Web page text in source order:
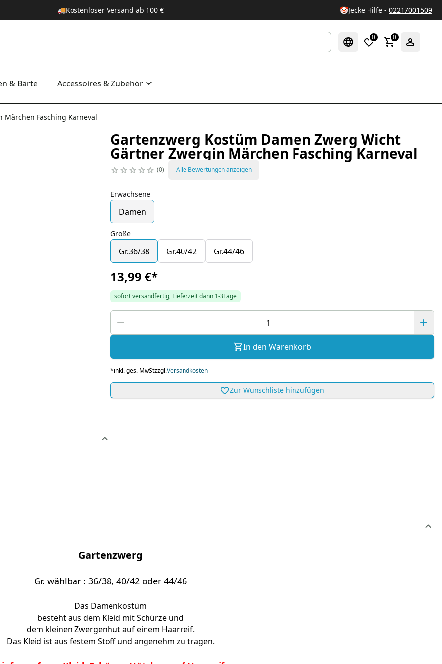
🚚Kostenloser Versand ab 100 € 🤡Jecke Hilfe -02217001509
0 0
& Bärte Accessoires & Zubehör
Märchen Fasching Karneval
Gartenzwerg Kostüm Damen Zwerg Wicht
Gärtner Zwergin Märchen Fasching Karneval
0 Alle Bewertungen anzeigen
Erwachsene
Damen
Größe
Gr.36/38 Gr.40/42 Gr.44/46
13,99 €*
sofort versandfertig, Lieferzeit dann 1-3Tage
In den Warenkorb
*inkl. ges. MwStzzgl.Versandkosten
Zur Wunschliste hinzufügen
Gartenzwerg
Gr. wählbar : 36/38, 40/42 oder 44/46
Das Damenkostüm
besteht aus dem Kleid mit Schürze und
dem kleinen Zwergenhut auf einem Haarreif.
Das Kleid ist aus festem Stoff und angenehm zu tragen.